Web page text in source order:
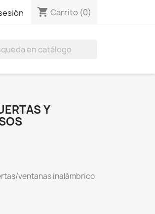
shopping_cart Carrito (0)
Y
ventanas inalámbrico